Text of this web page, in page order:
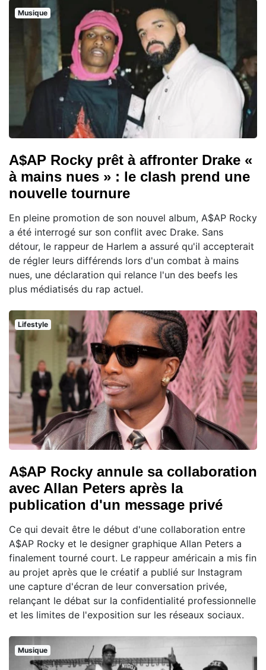
Musique
A$AP Rocky prêt à affronter Drake «
à mains nues » : le clash prend une
nouvelle tournure
En pleine promotion de son nouvel album, A$AP Rocky
a été interrogé sur son conflit avec Drake. Sans
détour, le rappeur de Harlem a assuré qu'il accepterait
de régler leurs différends lors d'un combat à mains
nues, une déclaration qui relance l'un des beefs les
plus médiatisés du rap actuel.
Lifestyle
A$AP Rocky annule sa collaboration
avec Allan Peters après la
publication d'un message privé
Ce qui devait être le début d'une collaboration entre
A$AP Rocky et le designer graphique Allan Peters a
finalement tourné court. Le rappeur américain a mis fin
au projet après que le créatif a publié sur Instagram
une capture d'écran de leur conversation privée,
relançant le débat sur la confidentialité professionnelle
et les limites de l'exposition sur les réseaux sociaux.
Musique